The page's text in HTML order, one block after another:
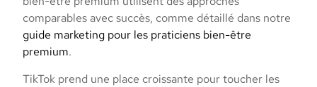
comparables avec succès, comme détaillé dans notre
guide marketing pour les praticiens bien-être
premium.
TikTok prend une place croissante pour toucher les